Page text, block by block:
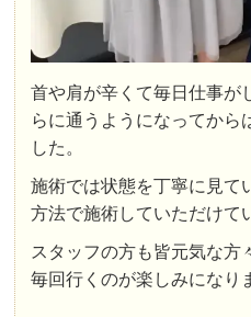
首や肩が辛くて毎日仕事が
らに通うようになってから
した。
施術では状態を丁寧に見て
方法で施術していただけて
スタッフの方も皆元気な方
毎回行くのが楽しみになり